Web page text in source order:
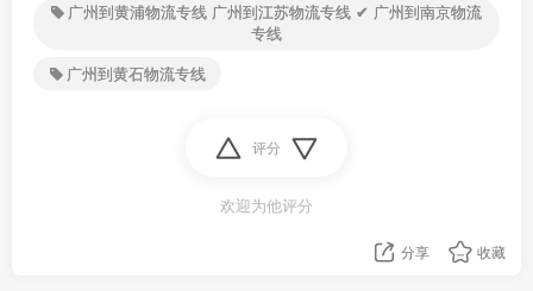
广州到黄浦物流专线 广州到江苏物流专线 ✔ 广州到南京物流
专线
广州到黄石物流专线
评分
欢迎为他评分
分享 收藏